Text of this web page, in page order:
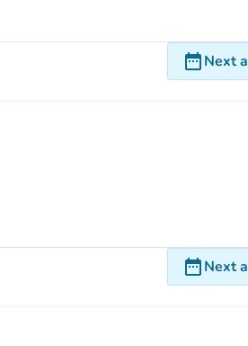
date_rangeNext
date_rangeNext